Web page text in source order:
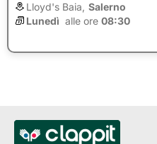
Lloyd's Baia, Salerno
Lunedì alle ore 08:30